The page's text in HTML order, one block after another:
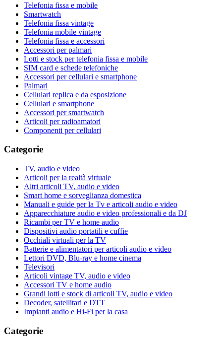
Telefonia fissa e mobile
Smartwatch
Telefonia fissa vintage
Telefonia mobile vintage
Telefonia fissa e accessori
Accessori per palmari
Lotti e stock per telefonia fissa e mobile
SIM card e schede telefoniche
Accessori per cellulari e smartphone
Palmari
Cellulari replica e da esposizione
Cellulari e smartphone
Accessori per smartwatch
Articoli per radioamatori
Componenti per cellulari
Categorie
TV, audio e video
Articoli per la realtà virtuale
Altri articoli TV, audio e video
Smart home e sorveglianza domestica
Manuali e guide per la Tv e articoli audio e video
Apparecchiature audio e video professionali e da DJ
Ricambi per TV e home audio
Dispositivi audio portatili e cuffie
Occhiali virtuali per la TV
Batterie e alimentatori per articoli audio e video
Lettori DVD, Blu-ray e home cinema
Televisori
Articoli vintage TV, audio e video
Accessori TV e home audio
Grandi lotti e stock di articoli TV, audio e video
Decoder, satellitari e DTT
Impianti audio e Hi-Fi per la casa
Categorie